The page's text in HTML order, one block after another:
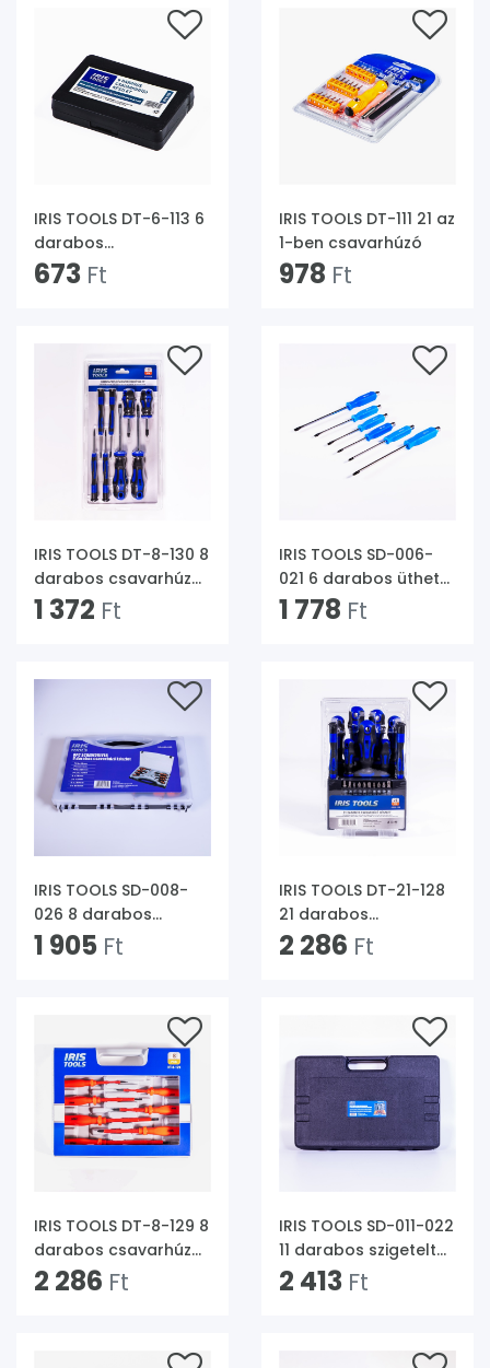
IRIS TOOLS DT-6-113 6
darabos
csavarkihúzó készlet
673 Ft
IRIS TOOLS DT-111 21 az
1-ben csavarhúzó
978 Ft
IRIS TOOLS DT-8-130 8
darabos csavarhúzó
készlet
1 372 Ft
IRIS TOOLS SD-006-
021 6 darabos üthető
csavarhúzó készlet
1 778 Ft
IRIS TOOLS SD-008-
026 8 darabos
csavarhúzó készlet
1 905 Ft
IRIS TOOLS DT-21-128
21 darabos
csavarhúzó készlet
2 286 Ft
IRIS TOOLS DT-8-129 8
darabos csavarhúzó
készlet
2 286 Ft
IRIS TOOLS SD-011-022
11 darabos szigetelt
csavarhúzó készlet
2 413 Ft